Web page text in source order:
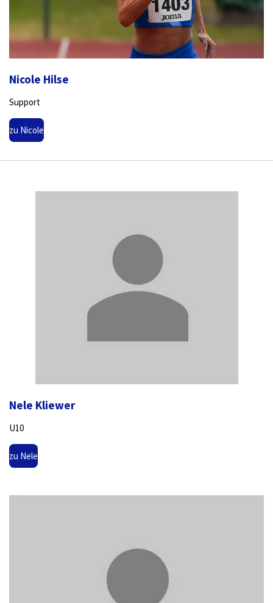
Nicole Hilse
Support
zu Nicole
Nele Kliewer
U10
zu Nele